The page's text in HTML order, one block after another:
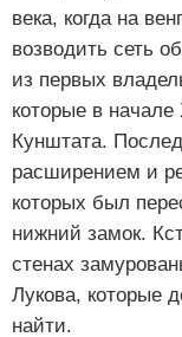
века, когда на
возводить сеть
из первых
которые в
Кунштата.
расширением и
которых был
нижний замок.
стенах
Лукова, которые
найти.